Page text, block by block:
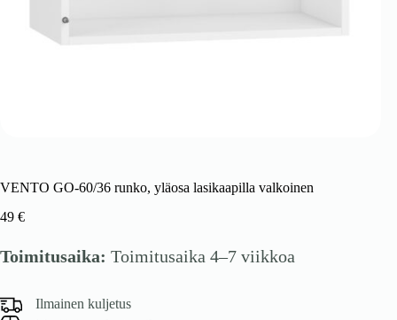
VENTO GO-60/36 runko, yläosa lasikaapilla valkoinen
49 €
Toimitusaika: Toimitusaika 4–7 viikkoa
Ilmainen kuljetus